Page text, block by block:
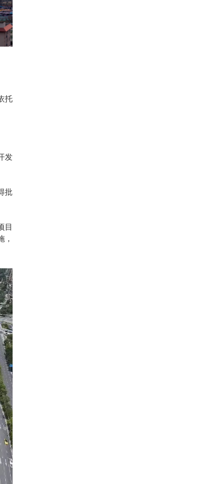
托
发
批
目
，